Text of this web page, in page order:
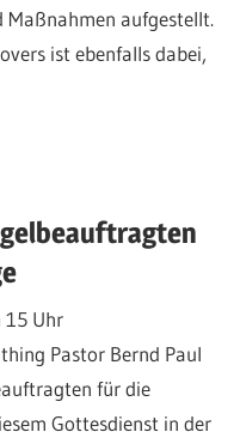
Maßnahmen aufgestellt.
ist ebenfalls dabei,
15 Uhr
Pastor Bernd Paul
für die
Gottesdienst in der